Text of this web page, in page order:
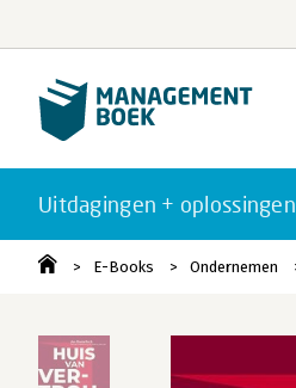
Uitdagingen + oplossingen
E-Books Ondernemen